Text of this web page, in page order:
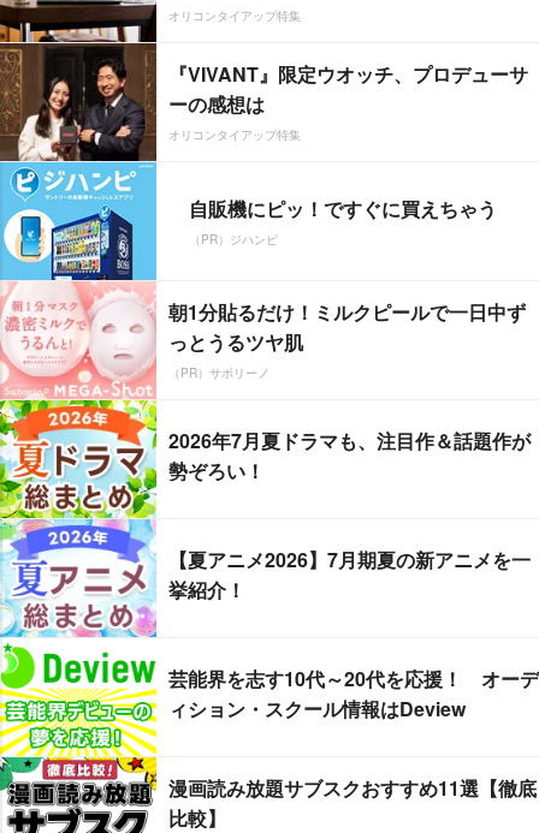
オリコンタイアップ特集
『VIVANT』限定ウオッチ、プロデューサ
ーの感想は
オリコンタイアップ特集
自販機にピッ！ですぐに買えちゃう
（PR）ジハンピ
朝1分貼るだけ！ミルクピールで一日中ず
っとうるツヤ肌
（PR）サボリーノ
2026年7月夏ドラマも、注目作＆話題作が
勢ぞろい！
【夏アニメ2026】7月期夏の新アニメを一
挙紹介！
芸能界を志す10代～20代を応援！ オーデ
ィション・スクール情報はDeview
漫画読み放題サブスクおすすめ11選【徹底
比較】